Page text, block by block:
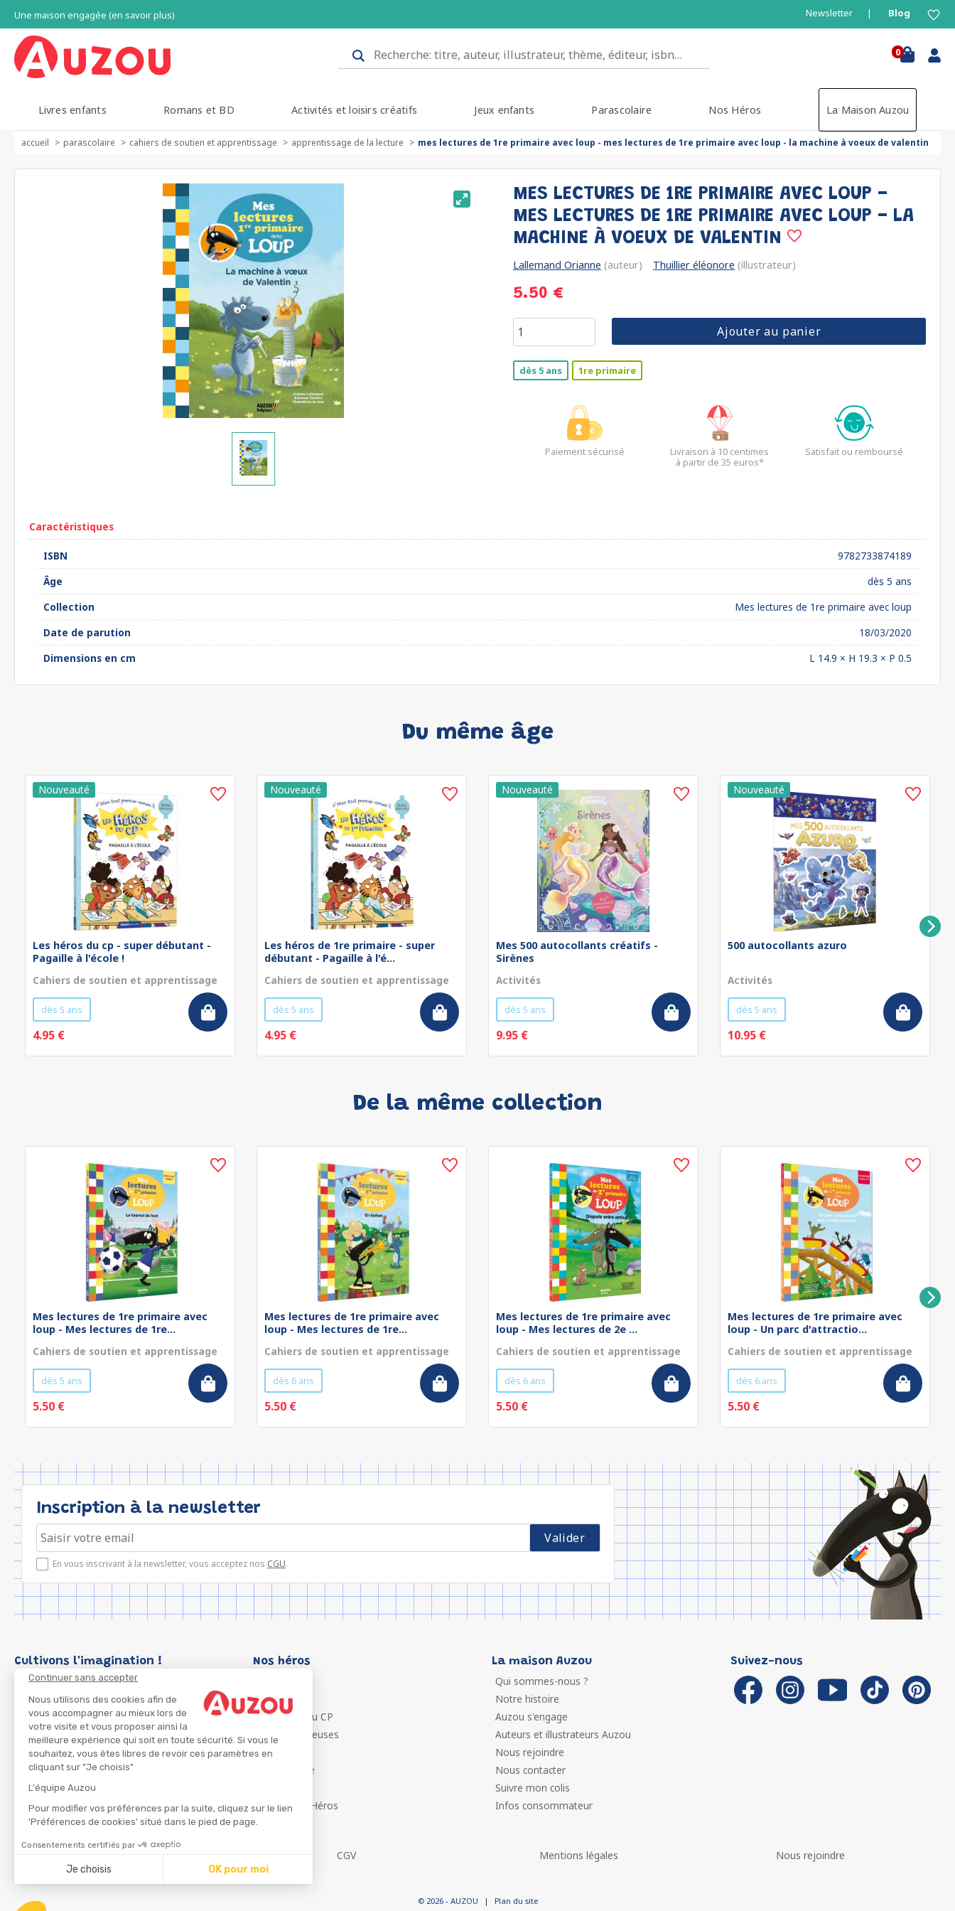
Continuer sans accepter
Nous utilisons des cookies afin de
vous accompagner au mieux lors de
votre visite et vous proposer ainsi la
meilleure expérience qui soit en toute sécurité. Si vous le
souhaitez, vous êtes libres de revoir ces paramètres en
cliquant sur "Je choisis"
L'équipe Auzou
Pour modifier vos préférences par la suite, cliquez sur le lien
'Préférences de cookies' situé dans le pied de page.
Consentements certifiés par
Je choisis OK pour moi
Une maison engagée (en savoir plus) Newsletter Blog
0
Livres enfants Romans et BD Activités et loisirs créatifs Jeux enfants Parascolaire Nos Héros La Maison Auzou
accueil parascolaire cahiers de soutien et apprentissage apprentissage de la lecture mes lectures de 1re primaire avec loup - mes lectures de 1re primaire avec loup - la machine à voeux de valentin
MES LECTURES DE 1RE PRIMAIRE AVEC LOUP -
MES LECTURES DE 1RE PRIMAIRE AVEC LOUP - LA
MACHINE À VOEUX DE VALENTIN
Lallemand Orianne (auteur) Thuillier éléonore (illustrateur)
5.50 €
Ajouter au panier
dès 5 ans 1re primaire
Paiement sécurisé
Livraison à 10 centimes
à partir de 35 euros*
Satisfait ou remboursé
Caractéristiques
ISBN
9782733874189
Âge
dès 5 ans
Collection
Mes lectures de 1re primaire avec loup
Date de parution
18/03/2020
Dimensions en cm
L 14.9 × H 19.3 × P 0.5
Du même âge
Les héros du cp - super débutant -
Pagaille à l'école !
Cahiers de soutien et apprentissage
dès 5 ans
4.95 €
Les héros de 1re primaire - super
débutant - Pagaille à l'é...
Cahiers de soutien et apprentissage
dès 5 ans
4.95 €
Mes 500 autocollants créatifs -
Sirènes
Activités
dès 5 ans
9.95 €
500 autocollants azuro
Activités
dès 5 ans
10.95 €
De la même collection
Mes lectures de 1re primaire avec
loup - Mes lectures de 1re...
Cahiers de soutien et apprentissage
dès 5 ans
5.50 €
Mes lectures de 1re primaire avec
loup - Mes lectures de 1re...
Cahiers de soutien et apprentissage
dès 6 ans
5.50 €
Mes lectures de 1re primaire avec
loup - Mes lectures de 2e ...
Cahiers de soutien et apprentissage
dès 6 ans
5.50 €
Mes lectures de 1re primaire avec
loup - Un parc d'attractio...
Cahiers de soutien et apprentissage
dès 6 ans
5.50 €
Inscription à la newsletter
En vous inscrivant à la newsletter, vous acceptez nos CGU.
Cultivons l'imagination ! Nos héros
P'tit Loup
Les Héros du CP
Les Influenceuses
Migali
Petite Taupe
Ma Boîte à Héros
La maison Auzou
Qui sommes-nous ?
Notre histoire
Auzou s'engage
Auteurs et illustrateurs Auzou
Nous rejoindre
Nous contacter
Suivre mon colis
Infos consommateur
Suivez-nous
CGV Mentions légales Nous rejoindre
© 2026 - AUZOU | Plan du site